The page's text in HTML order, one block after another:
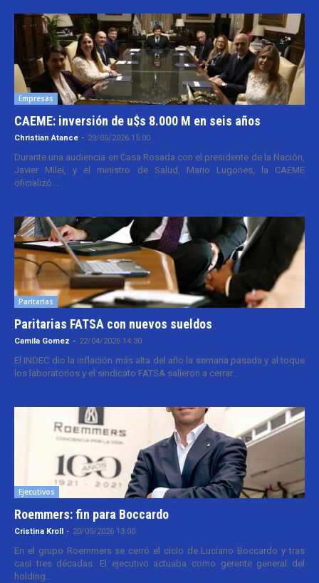
Empresas
CAEME: inversión de u$s 8.000 M en seis años
Christian Atance - 29/05/2026 15:00
Durante una audiencia en Casa Rosada con el presidente de la Nación,
Javier Milei, y el ministro de Salud, Mario Lugones, la CAEME
oficializó...
Paritarias
Paritarias FATSA con nuevos sueldos
Camila Gomez - 22/04/2026 14:30
El INDEC dio la inflación más alta del año la semana pasada y al toque
los laboratorios y el sindicato FATSA salieron a cerrar...
Ejecutivos
Roemmers: fin para Boccardo
Cristina Kroll - 20/05/2026 13:00
En el grupo Roemmers se cerró el ciclo de Luciano Boccardo y tras
casi tres décadas. El ejecutivo actuaba como gerente general del
holding...